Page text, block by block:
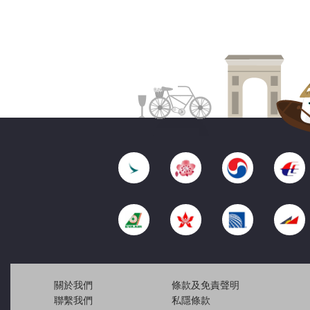
關於我們
聯繫我們
條款及免責聲明
私隱條款